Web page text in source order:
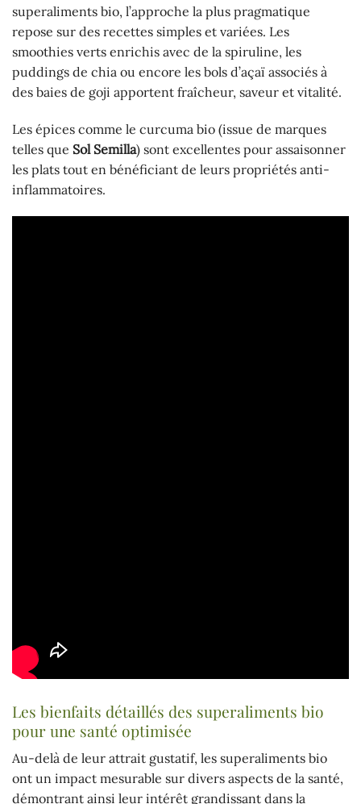
superaliments bio, l’approche la plus pragmatique
repose sur des recettes simples et variées. Les
smoothies verts enrichis avec de la spiruline, les
puddings de chia ou encore les bols d’açaï associés à
des baies de goji apportent fraîcheur, saveur et vitalité.
Les épices comme le curcuma bio (issue de marques
telles que Sol Semilla) sont excellentes pour assaisonner
les plats tout en bénéficiant de leurs propriétés anti-
inflammatoires.
Les bienfaits détaillés des superaliments bio
pour une santé optimisée
Au-delà de leur attrait gustatif, les superaliments bio
ont un impact mesurable sur divers aspects de la santé,
démontrant ainsi leur intérêt grandissant dans la